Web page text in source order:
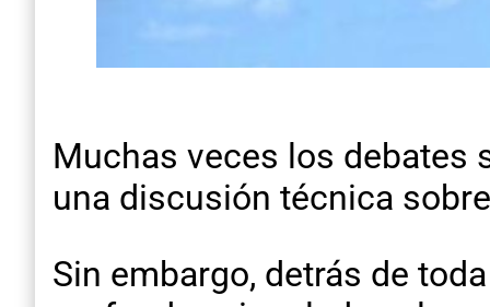
Muchas veces los debates
una discusión técnica
Sin embargo, detrás de